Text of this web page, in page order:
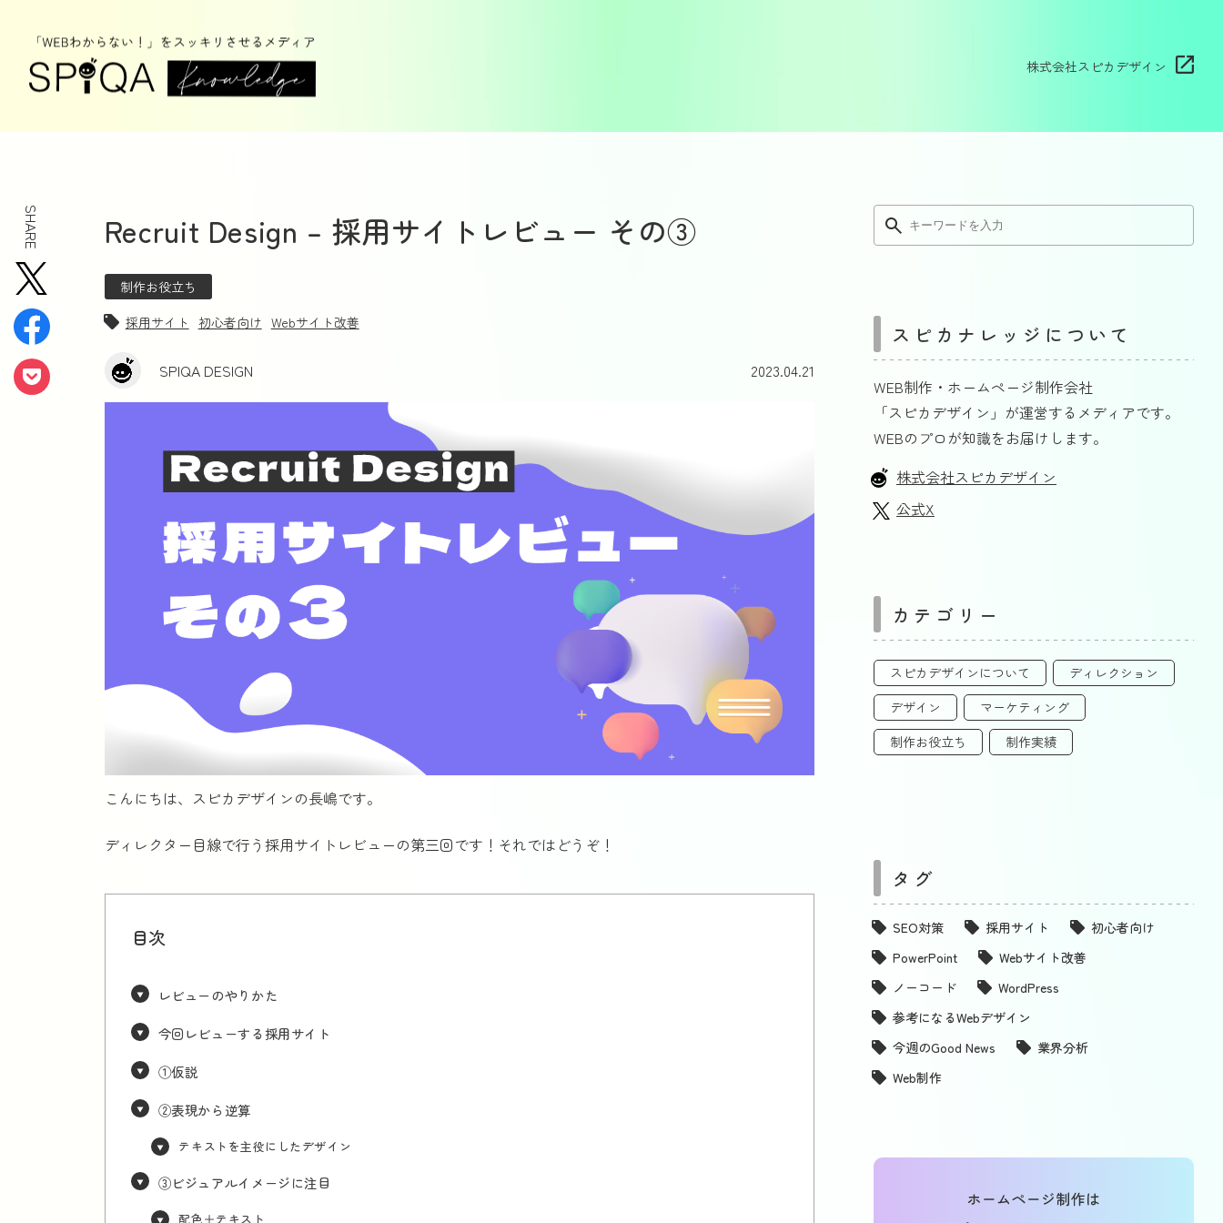
株式会社スピカデザイン
SHARE Recruit Design – 採用サイトレビュー その③
制作お役立ち
採用サイト
初心者向け Webサイト改善
SPIQA DESIGN 2023.04.21
こんにちは、スピカデザインの長嶋です。
ディレクター目線で行う採用サイトレビューの第三回です！それではどうぞ！
目次
レビューのやりかた
今回レビューする採用サイト
①仮説
②表現から逆算
テキストを主役にしたデザイン
③ビジュアルイメージに注目
配色＋テキスト
スピカナレッジについて
WEB制作・ホームページ制作会社
「スピカデザイン」が運営するメディアです。
WEBのプロが知識をお届けします。
株式会社スピカデザイン
公式X
カテゴリー
スピカデザインについて
ディレクション
デザイン
マーケティング
制作お役立ち
制作実績
タグ
SEO対策 採用サイト
初心者向け
PowerPoint
Webサイト改善
ノーコード
WordPress
参考になるWebデザイン
今週のGood News
業界分析
Web制作